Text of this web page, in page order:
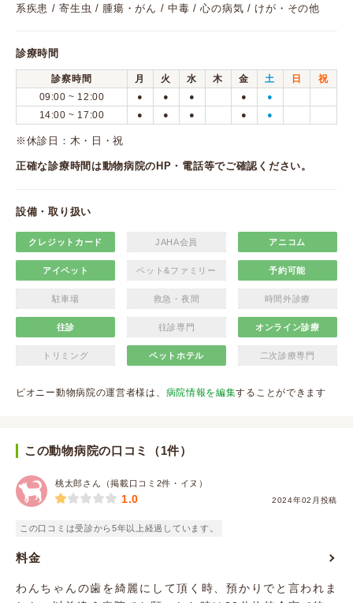
系疾患 / 寄生虫 / 腫瘍・がん / 中毒 / 心の病気 / けが・その他
診療時間
診察時間 月 火 水 木 金 土 日
祝
09:00 ~ 12:00
● ● ● ● ●
14:00 ~ 17:00 ● ● ● ● ●
※休診日：木・日・祝
正確な診療時間は動物病院のHP・電話等でご確認ください。
設備・取り扱い
クレジットカード JAHA会員 アニコム
アイペット ペット&ファミリー 予約可能
駐車場 救急・夜間 時間外診療
往診 往診専門 オンライン診療
トリミング ペットホテル 二次診療専門
ピオニー動物病院の運営者様は、 病院情報を編集することができます
この動物病院の口コミ（1件）
桃太郎さん（掲載口コミ2件・イヌ）
2024年02月投稿
1.0
この口コミは受診から5年以上経過しています。
料金
わんちゃんの歯を綺麗にして頂く時、預かりでと言われま